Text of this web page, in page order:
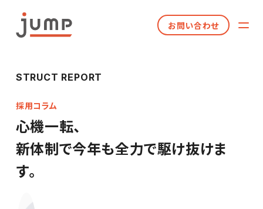
お問い合わせ
STRUCT REPORT
採用コラム
心機一転、
新体制で今年も全力で駆け抜けま
す。